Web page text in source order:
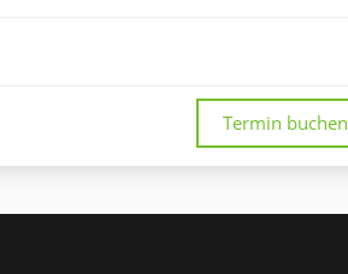
Termin buchen